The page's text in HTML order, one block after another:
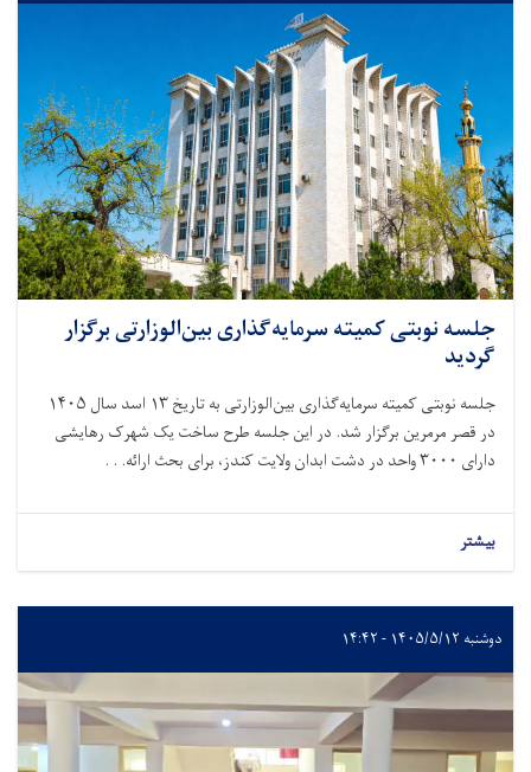
جلسه نوبتی کمیته سرمایه‌گذاری بین‌الوزارتی برگزار
گردید
جلسه نوبتی کمیته سرمایه‌گذاری بین‌الوزارتی به تاریخ۱۳ اسد سال ۱۴۰۵
در قصر مرمرین برگزار شد. در این جلسه طرح ساخت یک شهرک رهایشی
دارای ۳۰۰۰واحد در دشت ابدان ولایت کندز، برای بحث ارائه. . .
بیشتر
دوشنبه ۱۴۰۵/۵/۱۲ - ۱۴:۴۲